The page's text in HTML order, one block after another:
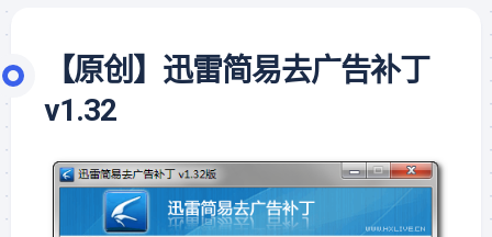
【原创】迅雷简易去广告补丁
v1.32